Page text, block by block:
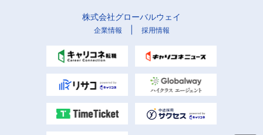
株式会社グローバルウェイ
企業情報 採用情報